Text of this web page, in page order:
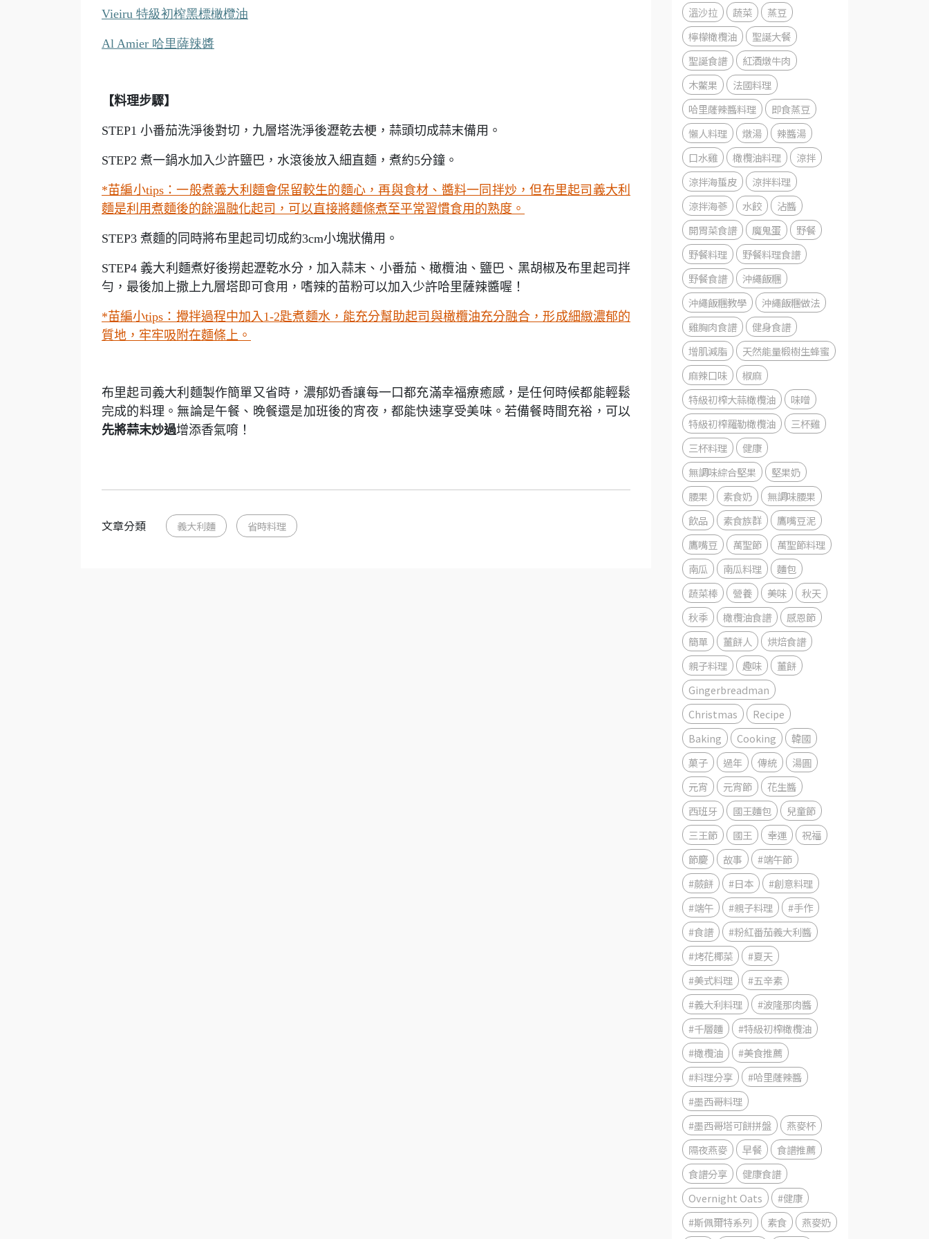
Vieiru 特級初榨黑標橄欖油
Al Amier 哈里薩辣醬
【料理步驟】
STEP1 小番茄洗淨後對切，九層塔洗淨後瀝乾去梗，蒜頭切成蒜末備用。
STEP2 煮一鍋水加入少許鹽巴，水滾後放入細直麵，煮約5分鐘。
*苗編小tips：一般煮義大利麵會保留較生的麵心，再與食材、醬料一同拌炒，但布里起司義大利
麵是利用煮麵後的餘溫融化起司，可以直接將麵條煮至平常習慣食用的熟度。
STEP3 煮麵的同時將布里起司切成約3cm小塊狀備用。
STEP4 義大利麵煮好後撈起瀝乾水分，加入蒜末、小番茄、橄欖油、鹽巴、黑胡椒及布里起司拌
勻，最後加上撒上九層塔即可食用，嗜辣的苗粉可以加入少許哈里薩辣醬喔！
*苗編小tips：攪拌過程中加入1-2匙煮麵水，能充分幫助起司與橄欖油充分融合，形成細緻濃郁的
質地，牢牢吸附在麵條上。
布里起司義大利麵製作簡單又省時，濃郁奶香讓每一口都充滿幸福療癒感，是任何時候都能輕鬆
完成的料理。無論是午餐、晚餐還是加班後的宵夜，都能快速享受美味。若備餐時間充裕，可以
先將蒜末炒過增添香氣唷！
文章分類 義大利麵 省時料理
溫沙拉 蔬菜
蒸豆
檸檬橄欖油
聖誕大餐
聖誕食譜
紅酒燉牛肉
木鱉果
法國料理
哈里薩辣醬料理
即食蒸豆
懶人料理
燉湯
辣醬湯
口水雞
橄欖油料理
涼拌
涼拌海蜇皮
涼拌料理
涼拌海蔘
水餃
沾醬
開胃菜食譜
魔鬼蛋
野餐
野餐料理
野餐料理食譜
野餐食譜
沖繩飯糰
沖繩飯糰教學
沖繩飯糰做法
雞胸肉食譜
健身食譜
增肌減脂
天然能量椴樹生蜂蜜
麻辣口味
椒麻
特級初榨大蒜橄欖油
味噌
特級初榨羅勒橄欖油
三杯雞
三杯料理
健康
無調味綜合堅果
堅果奶
腰果
素食奶
無調味腰果
飲品
素食族群
鷹嘴豆泥
鷹嘴豆
萬聖節
萬聖節料理
南瓜
南瓜料理
麵包
蔬菜棒
營養 美味
秋天
秋季
橄欖油食譜
感恩節
簡單
薑餅人
烘焙食譜
親子料理
趣味
薑餅
Gingerbreadman
Christmas
Recipe
Baking
Cooking
韓國
菓子
過年 傳統
湯圓
元宵
元宵節
花生醬
西班牙
國王麵包
兒童節
三王節
國王 幸運
祝福
節慶
故事
#端午節
#蕨餅
#日本
#創意料理
#端午
#親子料理
#手作
#食譜
#粉紅番茄義大利醬
#烤花椰菜
#夏天
#美式料理
#五辛素
#義大利料理
#波隆那肉醬
#千層麵
#特級初榨橄欖油
#橄欖油
#美食推薦
#料理分享
#哈里薩辣醬
#墨西哥料理
#墨西哥塔可餅拼盤
燕麥杯
隔夜燕麥
早餐
食譜推薦
食譜分享
健康食譜
Overnight Oats
#健康
#斯佩爾特系列
素食 燕麥奶